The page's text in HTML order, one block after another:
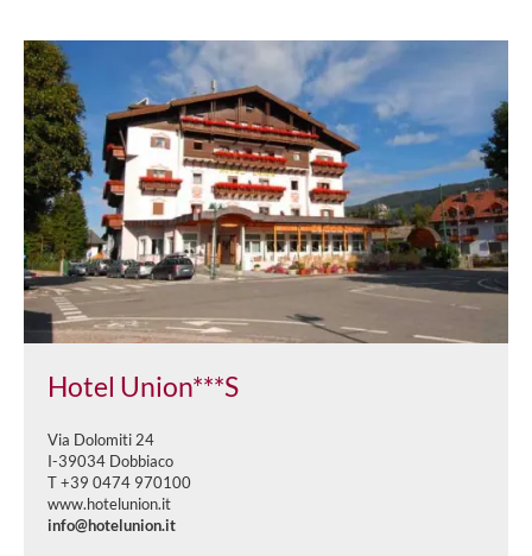
Hotel Union***S
Via Dolomiti 24
I-39034 Dobbiaco
T +39 0474 970100
www.hotelunion.it
info@hotelunion.it